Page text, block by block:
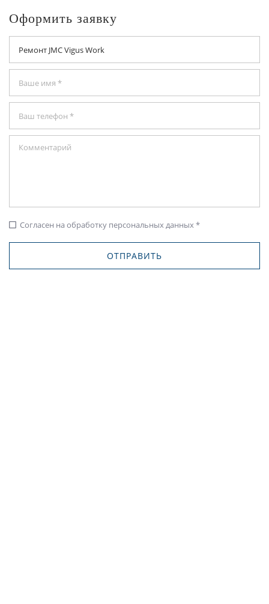
Оформить заявку
check_box_outline_blank Согласен на обработку персональных данных *